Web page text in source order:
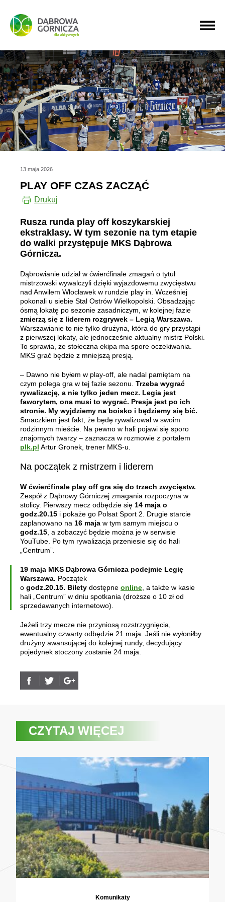
PRZEJDŹ DO MENU GŁÓWNEGO
PRZEJDŹ DO WYSZUKIWARKI
PRZEJDŹ DO TREŚCI
13 maja 2026
PLAY OFF CZAS ZACZĄĆ
Drukuj
Rusza runda play off koszykarskiej
ekstraklasy. W tym sezonie na tym etapie
do walki przystępuje MKS Dąbrowa
Górnicza.
Dąbrowianie udział w ćwierćfinale zmagań o tytuł
mistrzowski wywalczyli dzięki wyjazdowemu zwycięstwu
nad Anwilem Włocławek w rundzie play in. Wcześniej
pokonali u siebie Stal Ostrów Wielkopolski. Obsadzając
ósmą lokatę po sezonie zasadniczym, w kolejnej fazie
zmierzą się z liderem rozgrywek – Legią Warszawa.
Warszawianie to nie tylko drużyna, która do gry przystąpi
z pierwszej lokaty, ale jednocześnie aktualny mistrz Polski.
To sprawia, że stołeczna ekipa ma spore oczekiwania.
MKS grać będzie z mniejszą presją.
– Dawno nie byłem w play-off, ale nadal pamiętam na
czym polega gra w tej fazie sezonu. Trzeba wygrać
rywalizację, a nie tylko jeden mecz. Legia jest
faworytem, ona musi to wygrać. Presja jest po ich
stronie. My wyjdziemy na boisko i będziemy się bić.
Smaczkiem jest fakt, że będę rywalizował w swoim
rodzinnym mieście. Na pewno w hali pojawi się sporo
znajomych twarzy – zaznacza w rozmowie z portalem
plk.pl Artur Gronek, trener MKS-u.
Na początek z mistrzem i liderem
W ćwierćfinale play off gra się do trzech zwycięstw.
Zespół z Dąbrowy Górniczej zmagania rozpoczyna w
stolicy. Pierwszy mecz odbędzie się 14 maja o
godz.20.15 i pokaże go Polsat Sport 2. Drugie starcie
zaplanowano na 16 maja w tym samym miejscu o
godz.15 , a zobaczyć będzie można je w serwisie
YouTube. Po tym rywalizacja przeniesie się do hali
„Centrum”.
19 maja MKS Dąbrowa Górnicza podejmie Legię
Warszawa. Początek
o godz.20.15. Bilety dostępne online , a także w kasie
hali „Centrum” w dniu spotkania (droższe o 10 zł od
sprzedawanych internetowo).
Jeżeli trzy mecze nie przyniosą rozstrzygnięcia,
ewentualny czwarty odbędzie 21 maja. Jeśli nie wyłoniłby
drużyny awansującej do kolejnej rundy, decydujący
pojedynek stoczony zostanie 24 maja.
CZYTAJ WIĘCEJ
Komunikaty